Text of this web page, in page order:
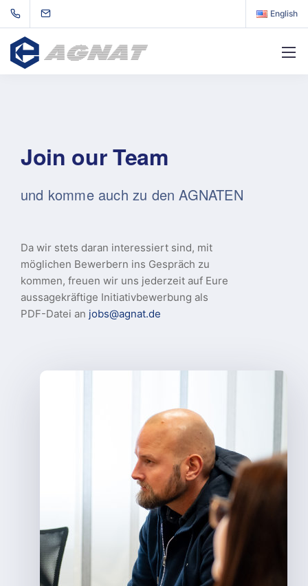
English
Join our Team
und komme auch zu den AGNATEN
Da wir stets daran interessiert sind, mit
möglichen Bewerbern ins Gespräch zu
kommen, freuen wir uns jederzeit auf Eure
aussagekräftige Initiativbewerbung als
PDF-Datei an jobs@agnat.de